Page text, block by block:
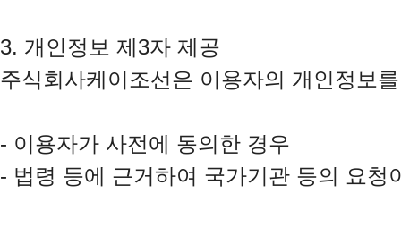
3. 개인정보 제3자 제공
주식회사케이조선은 이용자의 개인정보
- 이용자가 사전에 동의한 경우
- 법령 등에 근거하여 국가기관 등의 요청